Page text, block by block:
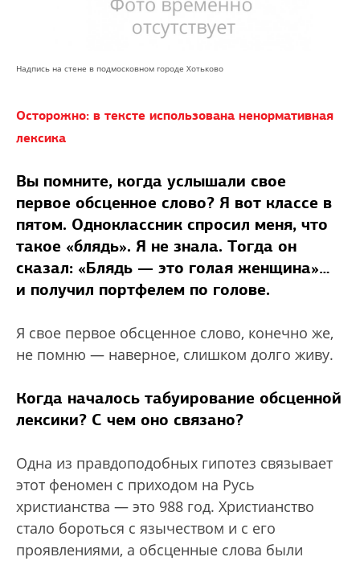
Надпись на стене в подмосковном городе Хотьково
Осторожно: в тексте использована ненормативная
лексика
Вы помните, когда услышали свое
первое обсценное слово? Я вот классе в
пятом. Одноклассник спросил меня, что
такое «блядь». Я не знала. Тогда он
сказал: «Блядь — это голая женщина»…
и получил портфелем по голове.
Я свое первое обсценное слово, конечно же,
не помню — наверное, слишком долго живу.
Когда началось табуирование обсценной
лексики? С чем оно связано?
Одна из правдоподобных гипотез связывает
этот феномен с приходом на Русь
христианства — это 988 год. Христианство
стало бороться с язычеством и с его
проявлениями, а обсценные слова были